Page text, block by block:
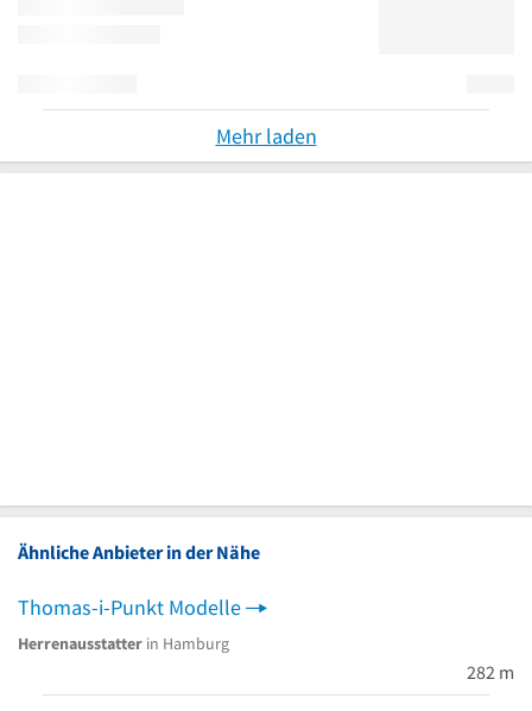
Mehr laden
Ähnliche Anbieter in der Nähe
Thomas-i-Punkt Modelle
Herrenausstatter in Hamburg
282 m